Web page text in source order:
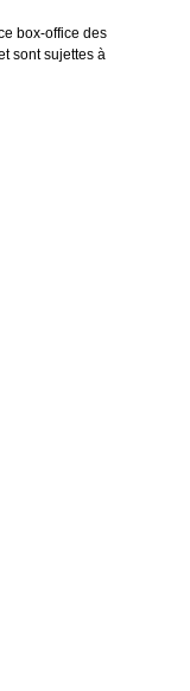
box-office des
sont sujettes à